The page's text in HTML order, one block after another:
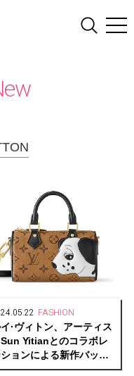
FASHION
·ヴィトン、アーティス
Sun Yitianとのコラボレ
ョンによる新作バッグ
売